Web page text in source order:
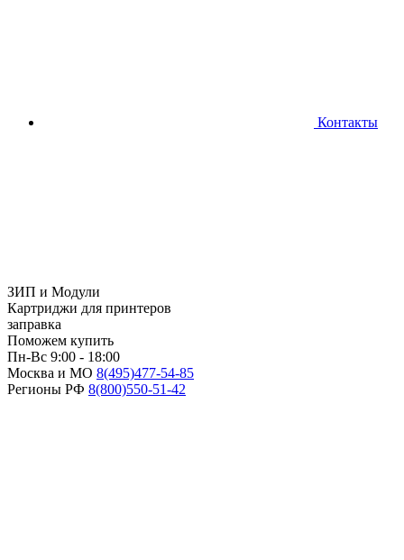
Контакты
ЗИП и Модули
Картриджи для принтеров
заправка
Поможем купить
Пн-Вс 9:00 - 18:00
Москва и МО 8(495)477-54-85
Регионы РФ 8(800)550-51-42